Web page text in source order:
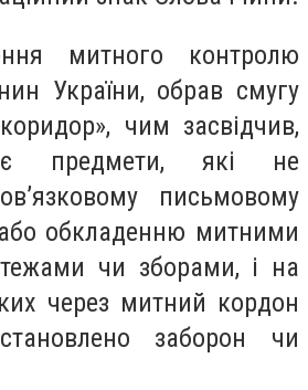
митного контролю
України, обрав смугу
чим засвідчив,
предмети, які не
письмовому
обкладенню митними
чи зборами, і на
через митний кордон
заборон чи